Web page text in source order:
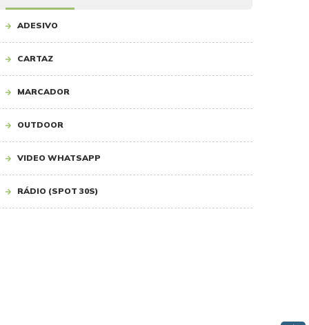
ADESIVO
CARTAZ
MARCADOR
OUTDOOR
VIDEO WHATSAPP
RÁDIO (SPOT 30S)